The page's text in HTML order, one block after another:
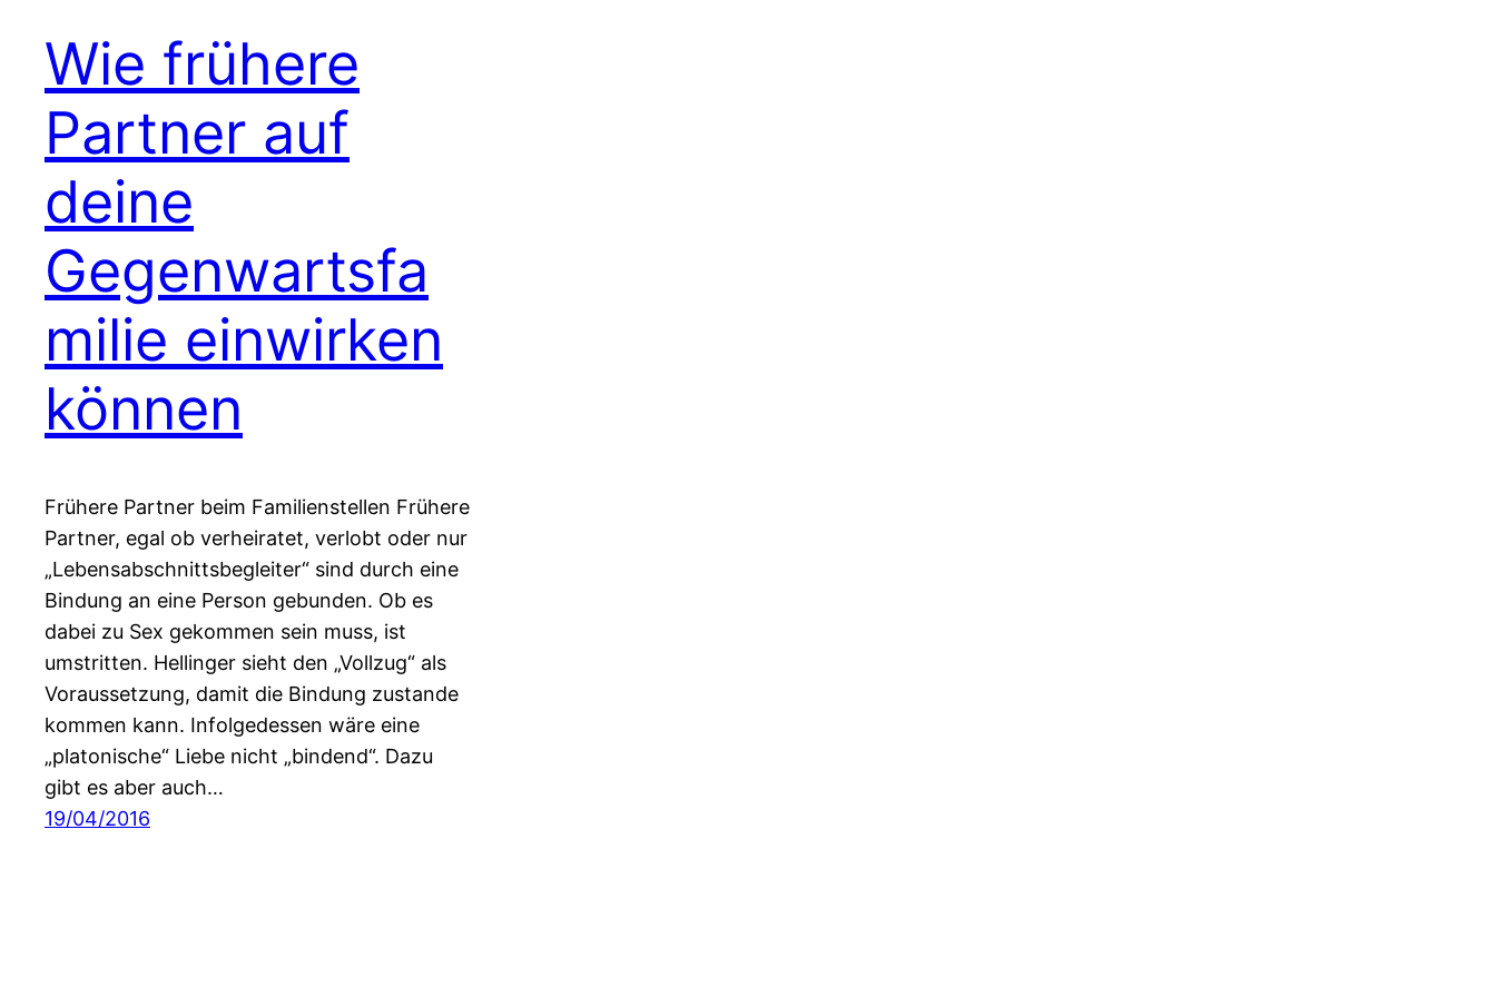
Wie frühere
Partner auf
deine
Gegenwartsfa
milie einwirken
können
Frühere Partner beim Familienstellen Frühere
Partner, egal ob verheiratet, verlobt oder nur
„Lebensabschnittsbegleiter“ sind durch eine
Bindung an eine Person gebunden. Ob es
dabei zu Sex gekommen sein muss, ist
umstritten. Hellinger sieht den „Vollzug“ als
Voraussetzung, damit die Bindung zustande
kommen kann. Infolgedessen wäre eine
„platonische“ Liebe nicht „bindend“. Dazu
gibt es aber auch…
19/04/2016